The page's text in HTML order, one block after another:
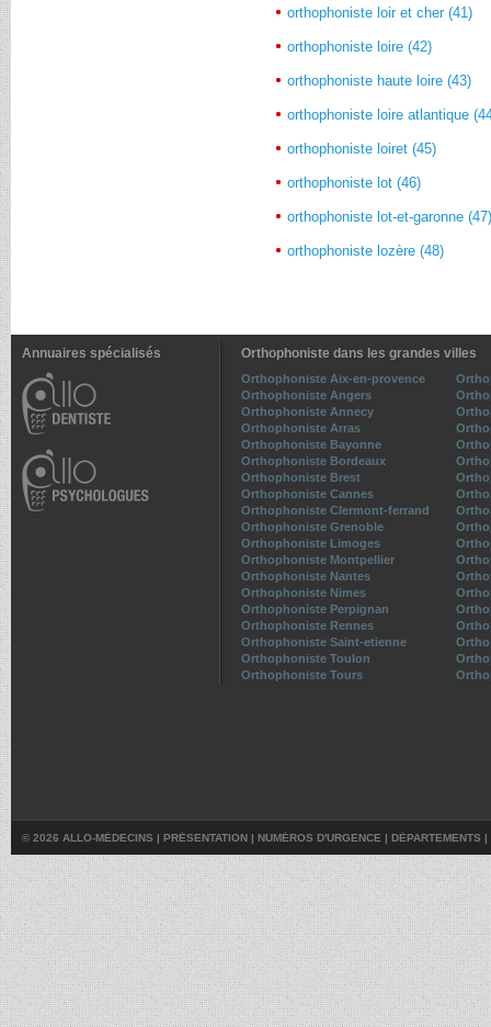
orthophoniste loir et cher (41)
orthophoniste loire (42)
orthophoniste haute loire (43)
orthophoniste loire atlantique
orthophoniste loiret (45)
orthophoniste lot (46)
orthophoniste lot-et-garonne
orthophoniste lozère (48)
Annuaires spécialisés Orthophoniste dans les grandes villes
Orthophoniste Aix-en-provence
Orthophoniste Angers
Orthophoniste Annecy
Orthophoniste Arras
Orthophoniste Bayonne
Orthophoniste Bordeaux
Orthophoniste Brest
Orthophoniste Cannes
Orthophoniste Clermont-ferrand
Orthophoniste Grenoble
Orthophoniste Limoges
Orthophoniste Montpellier
Orthophoniste Nantes
Orthophoniste Nimes
Orthophoniste Perpignan
Orthophoniste Rennes
Orthophoniste Saint-etienne
Orthophoniste Toulon
Orthophoniste Tours
© 2026 ALLO-MÉDECINS | PRÉSENTATION | NUMÉROS D'URGENCE | DÉPARTEMENTS |